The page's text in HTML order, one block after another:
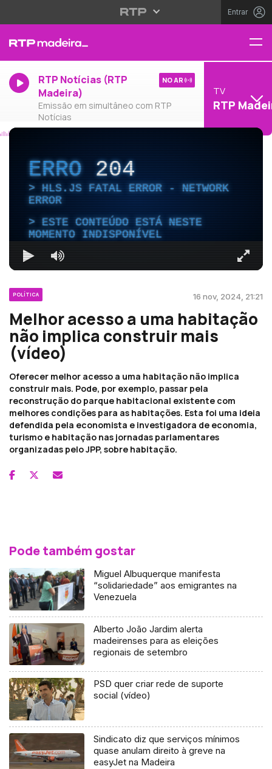
Entrar
RTP Notícias (RTP
Madeira)
Emissão em simultâneo com RTP
Notícias
NO AR
TV
RTP
ERRO204
HLS.JS FATAL ERROR - NETWORK
ERROR
ESTE CONTEÚDO ESTÁ NESTE
MOMENTO INDISPONÍVEL
POLÍTICA 16 nov, 2024, 21:21
Melhor acesso a uma habitação
não implica construir mais
(vídeo)
Oferecer melhor acesso a uma habitação não implica
construir mais. Pode, por exemplo, passar pela
reconstrução do parque habitacional existente com
melhores condições para as habitações. Esta foi uma ideia
defendida pela economista e investigadora de economia,
turismo e habitação nas jornadas parlamentares
organizadas pelo JPP, sobre habitação.
Pode também gostar
Miguel Albuquerque manifesta
“solidariedade” aos emigrantes na
Venezuela
Alberto João Jardim alerta
madeirenses para as eleições
regionais de setembro
PSD quer criar rede de suporte
social (vídeo)
Sindicato diz que serviços mínimos
quase anulam direito à greve na
easyJet na Madeira